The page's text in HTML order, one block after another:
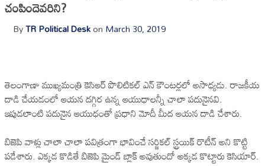
చంపిందెవరిని?
ByTR Political Deskon March 30, 2019
తెలంగాణా ముఖ్యమంత్రి కెసిఆర్ పొలిటికల్ ఎన్ కౌంటర్లలో అసాధ్యడు. రాజకీయ
దాడి చేయడంలో ఆయన దగ్గిర ఉన్న ఆయుధాలన్నీ చాలా పదునైనవి.
ఇపుడలాంటి పదునైన ఆయుధంతో ప్రధాని మోదీ మీద ఆయన దాడి చేశారు.
బిజెపి వాళ్లు చాలా చాలా పవిత్రంగా భావించే సర్జికల్ స్ట్రయిక్ రొటీన్ అని కొట్టి
పడేశారు. ఎక్కడ కొడితే బిజెపి మైండ్ బ్లాక్ అవుతుందో అక్కడ కొట్టారు కెసియార్.